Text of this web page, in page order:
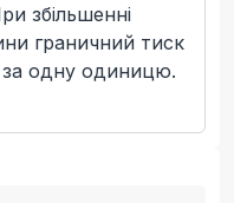
збільшенні
граничний тиск
за одну одиницю.